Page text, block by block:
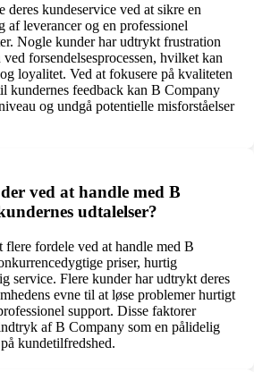
kundeservice ved at sikre en
af leverancer og en professionel
Nogle kunder har udtrykt frustration
forsendelsesprocessen, hvilket kan
loyalitet. Ved at fokusere på kvaliteten
kundernes feedback kan B Company
og undgå potentielle misforståelser
ved at handle med B
udtalelser?
fordele ved at handle med B
priser, hurtig
service. Flere kunder har udtrykt deres
evne til at løse problemer hurtigt
support. Disse faktorer
af B Company som en pålidelig
kundetilfredshed.